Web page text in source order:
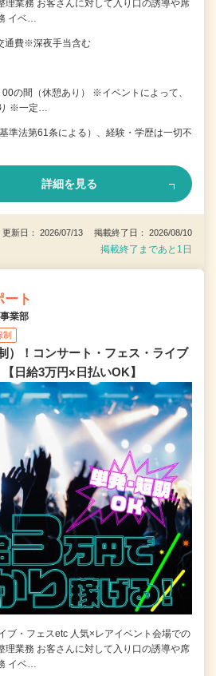
理業務 お客さんに対して入り口の誘導や席
イベ…
通費※深夜手当含む
の間（休憩あり） ※イベントによって、
※一定…
準法第61条による）、経験・学歴は一切不
詳細を見る
更新日： 2026/07/13 掲載終了日： 2026/08/10
掲載終了まであと1日
ート
業部
制
）！コンサート・フェス・ライブ
日給3万円×日払いOK】
ブ・フェスetc 人気×レアイベント会場での
理業務 お客さんに対して入り口の誘導や席
イベ…